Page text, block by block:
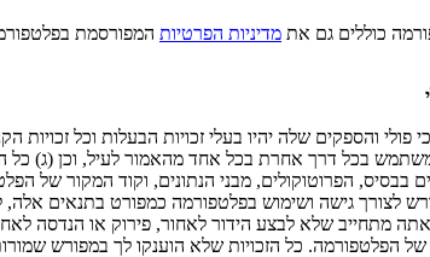
כוללים גם את מדיניות הפרטיות המפורסמת
והספקים שלה יהיו בעלי זכויות הבעלות וכל
בכל דרך אחרת בכל אחד מהאמור לעיל, וכן (ג) כל
בבסיס, הפרוטוקולים, מבני הנתונים, וקוד המקור של
לצורך גישה ושימוש בפלטפורמה כמפורט בתנאים
מתחייב שלא לבצע הידור לאחור, פירוק או הנדסה
של הפלטפורמה. כל הזכויות שלא הוענקו לך במפורש